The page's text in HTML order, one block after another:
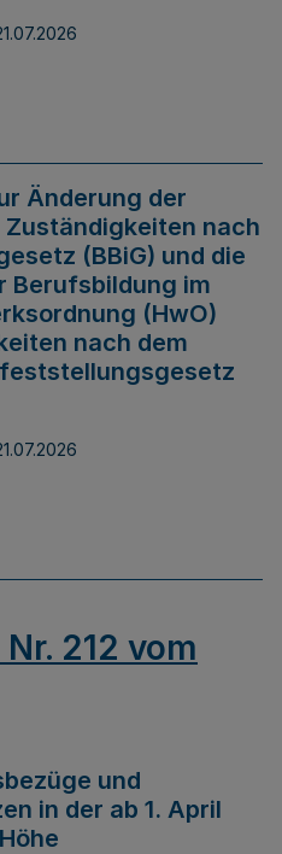
Änderung der
nach
(BBiG) und die
Berufsbildung im
(HwO)
nach dem
212 vom
und
in der ab 1. April